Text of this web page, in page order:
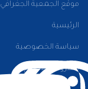
موقع الجمعية الجغرافي
الرئيسية
سياسة الخصوصية
الشروط والأحكام